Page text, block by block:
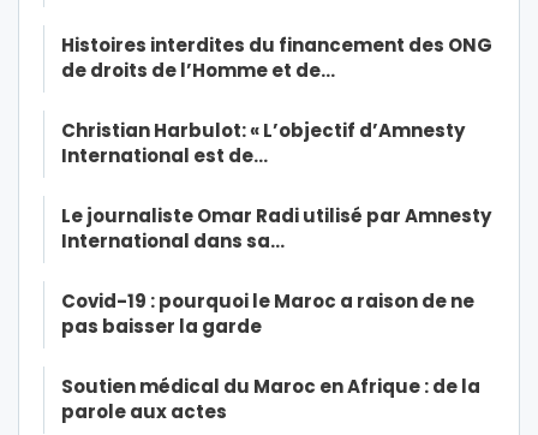
Histoires interdites du financement des ONG
de droits de l’Homme et de…
Christian Harbulot: « L’objectif d’Amnesty
International est de…
Le journaliste Omar Radi utilisé par Amnesty
International dans sa…
Covid-19 : pourquoi le Maroc a raison de ne
pas baisser la garde
Soutien médical du Maroc en Afrique : de la
parole aux actes